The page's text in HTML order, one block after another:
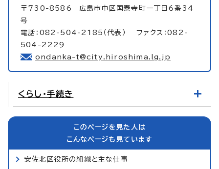
〒730-8586 広島市中区国泰寺町一丁目6番34
号
電話：082-504-2185（代表） ファクス：082-
504-2229
ondanka-t@city.hiroshima.lg.jp
くらし・手続き
このページを見た人は
こんなページも見ています
安佐北区役所の組織と主な仕事